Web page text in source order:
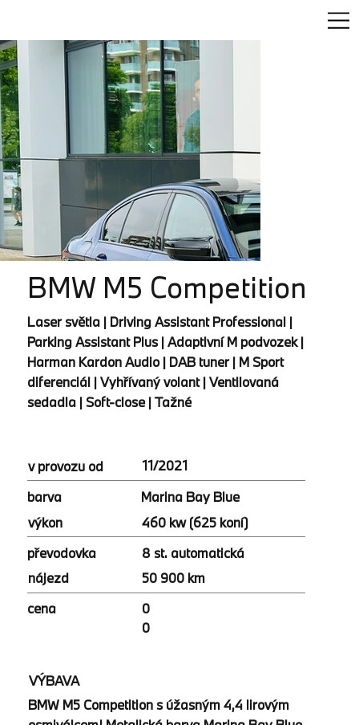
BMW M5 Competition
Laser světla | Driving Assistant Professional |
Parking Assistant Plus | Adaptivní M podvozek |
Harman Kardon Audio | DAB tuner | M Sport
diferenciál | Vyhřívaný volant | Ventilovaná
sedadla | Soft-close | Tažné
v provozu od
11/2021
barva
Marina Bay Blue
výkon
460 kw (625 koní)
převodovka
8 st. automatická
nájezd
50 900 km
cena
0
0
VÝBAVA
BMW M5 Competition s úžasným 4,4 lirovým